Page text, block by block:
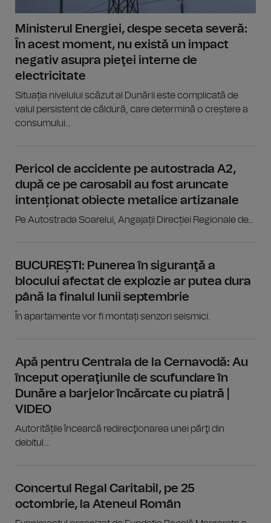
Ministerul Energiei, despe seceta severă:
În acest moment, nu există un impact
negativ asupra pieţei interne de
electricitate
Situația nivelului scăzut al Dunării este complicată de
valul persistent de căldură, care determină o creștere a
consumului...
Pericol de accidente pe autostrada A2,
după ce pe carosabil au fost aruncate
intenționat obiecte metalice artizanale
Pe Autostrada Soarelui, Angajații Direcției Regionale de...
BUCUREȘTI: Punerea în siguranţă a
blocului afectat de explozie ar putea dura
până la finalul lunii septembrie
În apartamente vor fi montați senzori seismici.
Apă pentru Centrala de la Cernavodă: Au
început operaţiunile de scufundare în
Dunăre a barjelor încărcate cu piatră |
VIDEO
Autoritățile încearcă redirecţionarea unei părţi din
debitul...
Concertul Regal Caritabil, pe 25
octombrie, la Ateneul Român